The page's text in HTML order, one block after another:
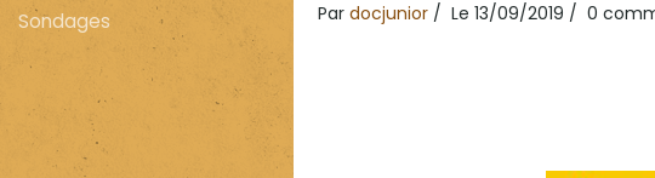
Sondages Par docjunior Le 13/09/2019 0